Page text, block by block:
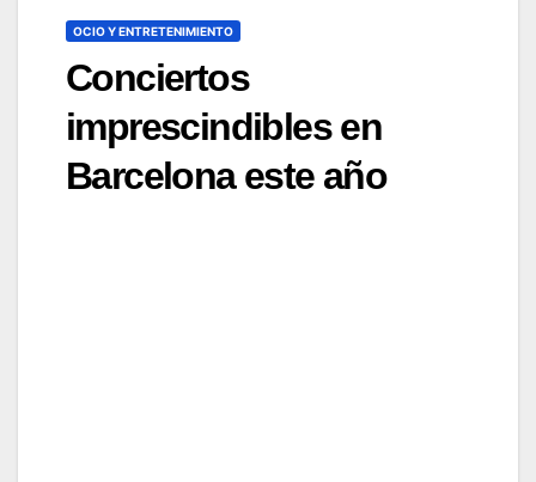
OCIO Y ENTRETENIMIENTO
Conciertos
imprescindibles en
Barcelona este año